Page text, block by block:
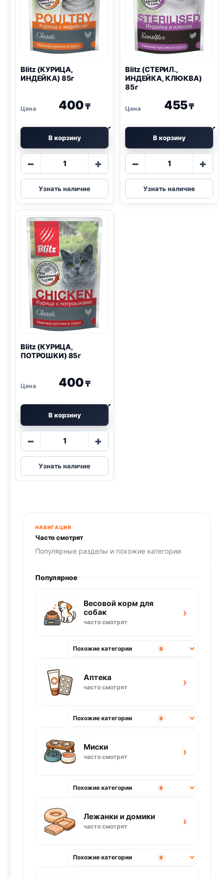
Blitz (КУРИЦА,
ИНДЕЙКА) 85г
400₸
В корзину
−
Количество
Blitz
(КУРИЦА,
ИНДЕЙКА)
85г
+
Узнать наличие
Blitz (СТЕРИЛ.,
ИНДЕЙКА, КЛЮКВА)
85г
455₸
В корзину
−
Количество
Blitz
(СТЕРИЛ.,
ИНДЕЙКА,
+
Узнать наличие
Blitz (КУРИЦА,
ПОТРОШКИ) 85г
400₸
В корзину
−
Количество
Blitz
(КУРИЦА,
ПОТРОШКИ)
+
Узнать наличие
НАВИГАЦИЯ
Часто смотрят
Популярные разделы и похожие категории
Популярное
Весовой корм для
собак
часто смотрят
›
Похожие категории 9
Аптека
часто смотрят ›
Похожие категории 9
Миски
часто смотрят ›
Похожие категории 9
Лежанки и домики
часто смотрят ›
Похожие категории 9